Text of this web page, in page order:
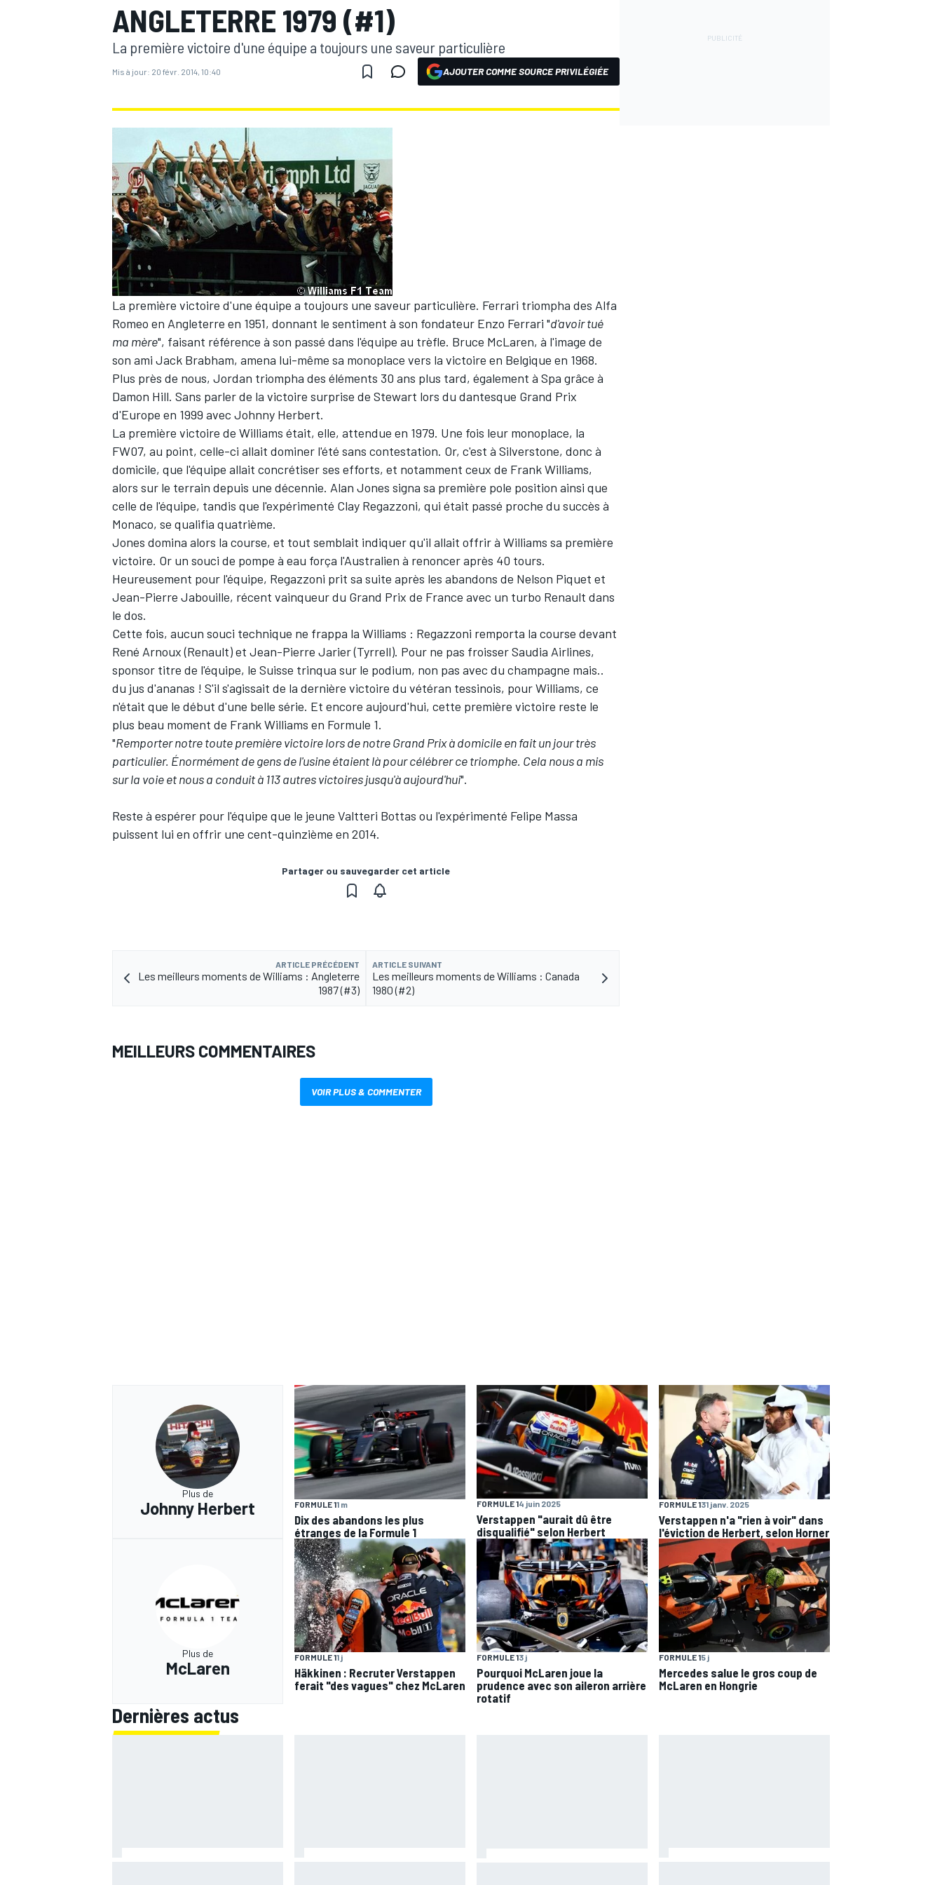
MOTOGP
WRC
WEC
ANGLETERRE 1979 (#1)
La première victoire d'une équipe a toujours une saveur particulière
Mis à jour: 20 févr. 2014, 10:40 AJOUTER COMME SOURCE PRIVILÉGIÉE
La première victoire d'une équipe a toujours une saveur particulière. Ferrari triompha des Alfa
Romeo en Angleterre en 1951, donnant le sentiment à son fondateur Enzo Ferrari "d'avoir tué
ma mère", faisant référence à son passé dans l'équipe au trèfle. Bruce McLaren, à l'image de
son ami Jack Brabham, amena lui-même sa monoplace vers la victoire en Belgique en 1968.
Plus près de nous, Jordan triompha des éléments 30 ans plus tard, également à Spa grâce à
Damon Hill. Sans parler de la victoire surprise de Stewart lors du dantesque Grand Prix
d'Europe en 1999 avec Johnny Herbert.
La première victoire de Williams était, elle, attendue en 1979. Une fois leur monoplace, la
FW07, au point, celle-ci allait dominer l'été sans contestation. Or, c'est à Silverstone, donc à
domicile, que l'équipe allait concrétiser ses efforts, et notamment ceux de Frank Williams,
alors sur le terrain depuis une décennie. Alan Jones signa sa première pole position ainsi que
celle de l'équipe, tandis que l'expérimenté Clay Regazzoni, qui était passé proche du succès à
Monaco, se qualifia quatrième.
Jones domina alors la course, et tout semblait indiquer qu'il allait offrir à Williams sa première
victoire. Or un souci de pompe à eau força l'Australien à renoncer après 40 tours.
Heureusement pour l'équipe, Regazzoni prit sa suite après les abandons de Nelson Piquet et
Jean-Pierre Jabouille, récent vainqueur du Grand Prix de France avec un turbo Renault dans
le dos.
Cette fois, aucun souci technique ne frappa la Williams : Regazzoni remporta la course devant
René Arnoux (Renault) et Jean-Pierre Jarier (Tyrrell). Pour ne pas froisser Saudia Airlines,
sponsor titre de l'équipe, le Suisse trinqua sur le podium, non pas avec du champagne mais..
du jus d'ananas ! S'il s'agissait de la dernière victoire du vétéran tessinois, pour Williams, ce
n'était que le début d'une belle série. Et encore aujourd'hui, cette première victoire reste le
plus beau moment de Frank Williams en Formule 1.
"Remporter notre toute première victoire lors de notre Grand Prix à domicile en fait un jour très
particulier. Énormément de gens de l'usine étaient là pour célébrer ce triomphe. Cela nous a mis
sur la voie et nous a conduit à 113 autres victoires jusqu'à aujourd'hui".
Reste à espérer pour l'équipe que le jeune Valtteri Bottas ou l'expérimenté Felipe Massa
puissent lui en offrir une cent-quinzième en 2014.
Partager ou sauvegarder cet article
ARTICLE PRÉCÉDENT
Les meilleurs moments de Williams : Angleterre
1987 (#3)
ARTICLE SUIVANT
Les meilleurs moments de Williams : Canada
1980 (#2)
MEILLEURS COMMENTAIRES
VOIR PLUS & COMMENTER
Plus de
Johnny Herbert FORMULE 11 m
Dix des abandons les plus
étranges de la Formule 1
FORMULE 14 juin 2025
Verstappen "aurait dû être
disqualifié" selon Herbert
FORMULE 131 janv. 2025
Verstappen n'a "rien à voir" dans
l'éviction de Herbert, selon Horner
Plus de
McLaren
FORMULE 11 j
Häkkinen : Recruter Verstappen
ferait "des vagues" chez McLaren
FORMULE 13 j
Pourquoi McLaren joue la
prudence avec son aileron arrière
rotatif
FORMULE 15 j
Mercedes salue le gros coup de
McLaren en Hongrie
Dernières actus